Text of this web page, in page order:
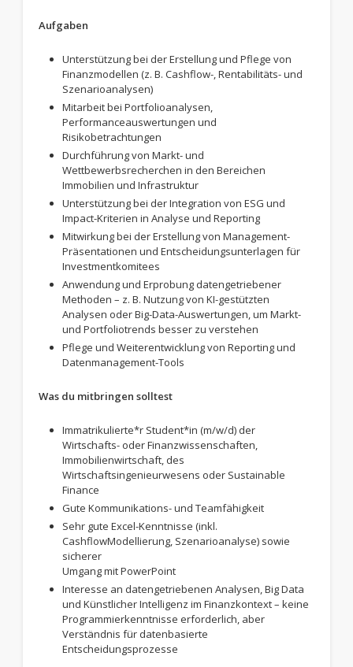
Aufgaben
Unterstützung bei der Erstellung und Pflege von
Finanzmodellen (z. B. Cashflow-, Rentabilitäts- und
Szenarioanalysen)
Mitarbeit bei Portfolioanalysen,
Performanceauswertungen und
Risikobetrachtungen
Durchführung von Markt- und
Wettbewerbsrecherchen in den Bereichen
Immobilien und Infrastruktur
Unterstützung bei der Integration von ESG und
Impact-Kriterien in Analyse und Reporting
Mitwirkung bei der Erstellung von Management-
Präsentationen und Entscheidungsunterlagen für
Investmentkomitees
Anwendung und Erprobung datengetriebener
Methoden – z. B. Nutzung von KI-gestützten
Analysen oder Big-Data-Auswertungen, um Markt-
und Portfoliotrends besser zu verstehen
Pflege und Weiterentwicklung von Reporting und
Datenmanagement-Tools
Was du mitbringen solltest
Immatrikulierte*r Student*in (m/w/d) der
Wirtschafts- oder Finanzwissenschaften,
Immobilienwirtschaft, des
Wirtschaftsingenieurwesens oder Sustainable
Finance
Gute Kommunikations- und Teamfähigkeit
Sehr gute Excel-Kenntnisse (inkl.
CashflowModellierung, Szenarioanalyse) sowie
sicherer
Umgang mit PowerPoint
Interesse an datengetriebenen Analysen, Big Data
und Künstlicher Intelligenz im Finanzkontext – keine
Programmierkenntnisse erforderlich, aber
Verständnis für datenbasierte
Entscheidungsprozesse